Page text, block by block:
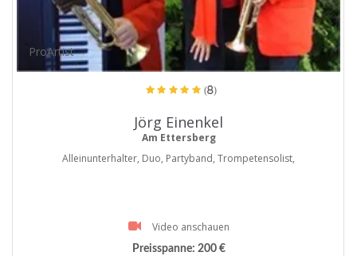
ProArtist
(8)
Jörg Einenkel
Am Ettersberg
Alleinunterhalter, Duo, Partyband, Trompetensolist,
Video anschauen
Preisspanne: 200 €